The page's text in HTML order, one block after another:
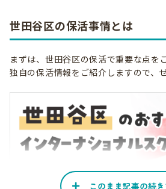
世田谷区の保活事情とは
まずは、世田谷区の保活で重要な点を
独自の保活情報をご紹介しますので、
このまま記事の続